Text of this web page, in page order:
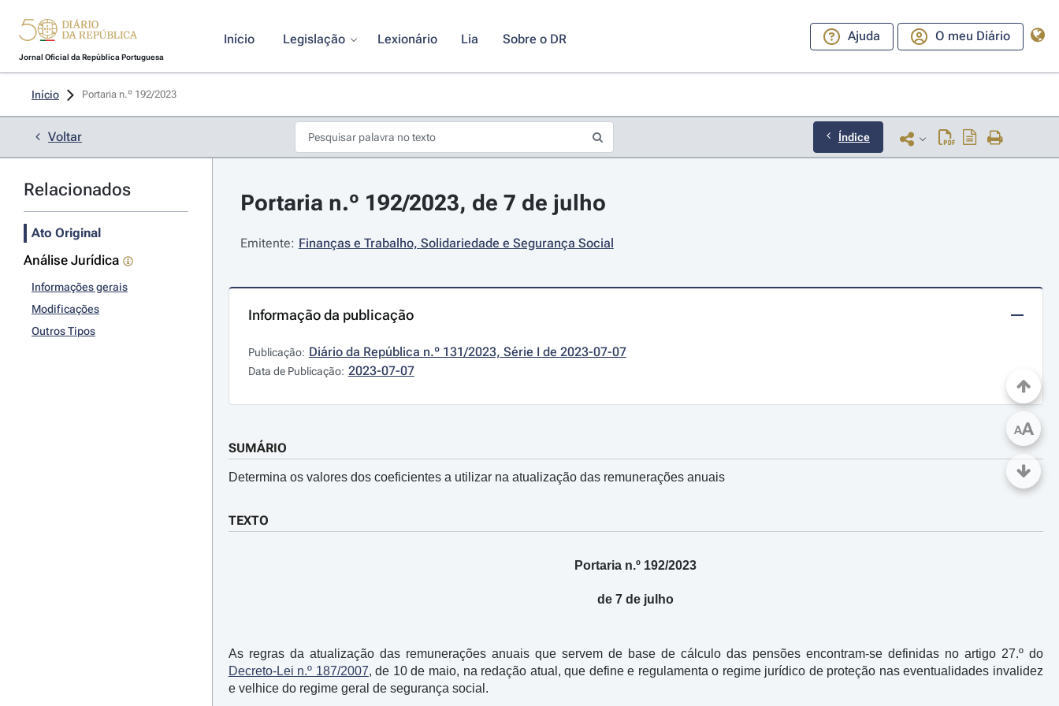
Jornal Oficial da República Portuguesa
Início Legislação Lexionário Lia Sobre o DR Ajuda O meu Diário
Início Portaria n.º 192/2023
Voltar Índice
Relacionados
Ato Original
Análise Jurídica
Informações gerais
Modificações
Outros Tipos
Portaria n.º 192/2023, de 7 de julho
Emitente: Finanças e Trabalho, Solidariedade e Segurança Social
Informação da publicação
Publicação: Diário da República n.º 131/2023, Série I de 2023-07-07
Data de Publicação: 2023-07-07
SUMÁRIO
Determina os valores dos coeficientes a utilizar na atualização das remunerações anuais
TEXTO
Portaria n.º 192/2023
de 7 de julho
As regras da atualização das remunerações anuais que servem de base de cálculo das pensões encontram-se definidas no artigo 27.º do
Decreto-Lei n.º 187/2007, de 10 de maio, na redação atual, que define e regulamenta o regime jurídico de proteção nas eventualidades invalidez
e velhice do regime geral de segurança social.
AA